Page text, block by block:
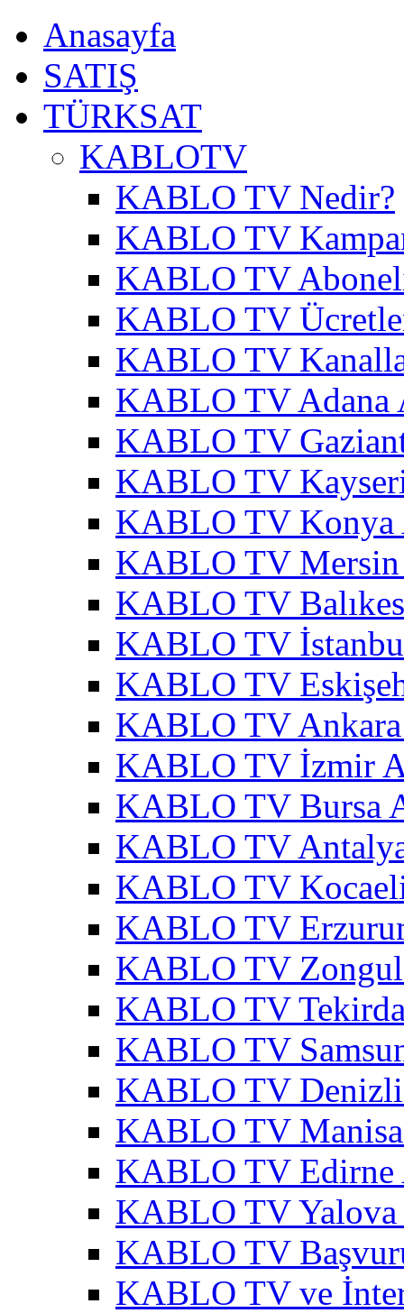
Anasayfa
SATIŞ
TÜRKSAT
KABLOTV
KABLO TV Nedir?
KABLO TV
KABLO TV
KABLO TV
KABLO TV
KABLO TV Adana
KABLO TV
KABLO TV
KABLO TV Konya
KABLO TV
KABLO TV
KABLO TV
KABLO TV
KABLO TV
KABLO TV İzmir
KABLO TV Bursa
KABLO TV
KABLO TV
KABLO TV
KABLO TV
KABLO TV
KABLO TV
KABLO TV
KABLO TV
KABLO TV Edirne
KABLO TV
KABLO TV
KABLO TV ve